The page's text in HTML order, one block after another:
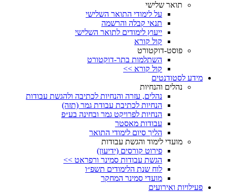
תואר שלישי
על לימודי התואר השלישי
תנאי קבלה והרשמה
ייעוץ לימודים לתואר השלישי
קול קורא
פוסט-דוקטורט
השתלמות בתר-דוקטורט
קול קורא >>
מידע לסטודנטים
נהלים והנחיות
נהלים, עזרה והנחיות לכתיבה ולהגשת עבודות
הנחיות לכתיבת עבודת גמר (תזה)
הנחיות לפרויקט גמר ובחינה בע״פ
עבודות מאסטר
הליך סיום לימודי התואר
מועדי לימוד והגשת עבודות
פירוט קורסים (ידיעון)
הגשת עבודות סמינר ורפראט >>
לוח שנת הלימודים תשפ״ו
מועדי סמינר המחקר
פעילויות ואירועים